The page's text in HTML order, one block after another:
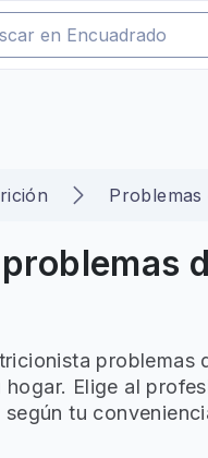
Problemas
problemas
Elige al
tu